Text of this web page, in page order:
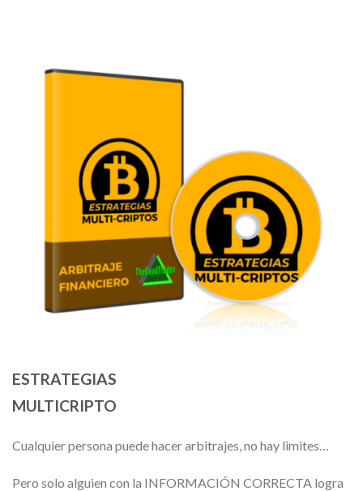
ESTRATEGIAS
MULTICRIPTO
Cualquier persona puede hacer arbitrajes, no hay limites…
Pero solo alguien con la INFORMACIÓN CORRECTA logra